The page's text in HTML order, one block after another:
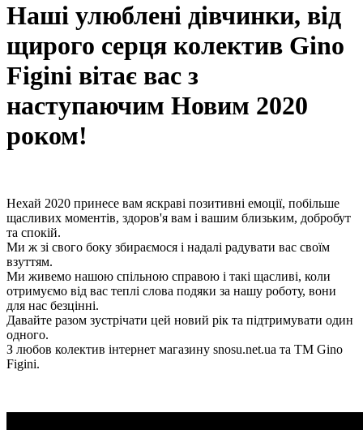
Наші улюблені дівчинки, від
щирого серця колектив Gino
Figini вітає вас з
наступаючим Новим 2020
роком!
Нехай 2020 принесе вам яскраві позитивні емоції, побільше
щасливих моментів, здоров'я вам і вашим близьким, добробут
та спокій.
Ми ж зі свого боку збираємося і надалі радувати вас своїм
взуттям.
Ми живемо нашою спільною справою і такі щасливі, коли
отримуємо від вас теплі слова подяки за нашу роботу, вони
для нас безцінні.
Давайте разом зустрічати цей новий рік та підтримувати один
одного.
З любов колектив інтернет магазину snosu.net.ua та ТМ Gino
Figini.